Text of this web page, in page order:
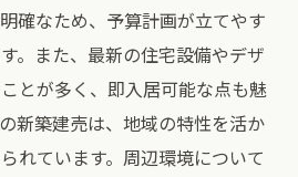
確なため、予算計画が立てやす
。また、最新の住宅設備やデザ
とが多く、即入居可能な点も魅
新築建売は、地域の特性を活か
れています。周辺環境について